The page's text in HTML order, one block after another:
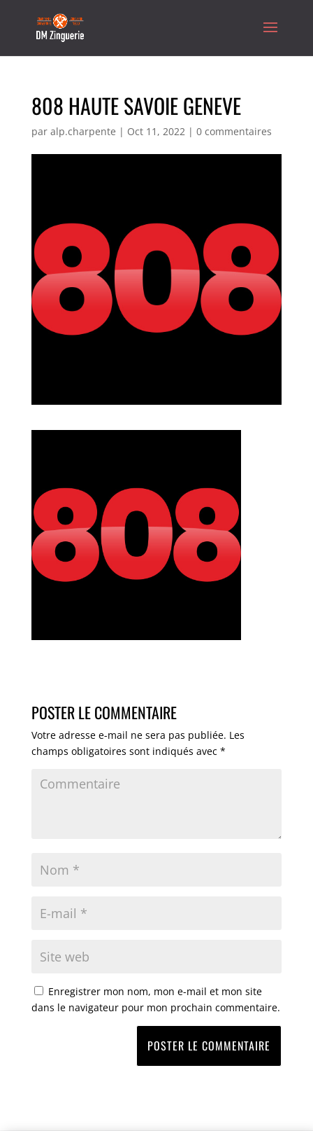
808 HAUTE SAVOIE GENEVE
par alp.charpente | Oct 11, 2022| 0 commentaires
POSTER LE COMMENTAIRE
Votre adresse e-mail ne sera pas publiée. Les
champs obligatoires sont indiqués avec *
Enregistrer mon nom, mon e-mail et mon site
dans le navigateur pour mon prochain commentaire.